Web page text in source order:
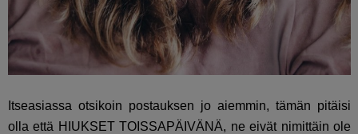
Itseasiassa otsikoin postauksen jo aiemmin, tämän pitäisi
olla että HIUKSET TOISSAPÄIVÄNÄ, ne eivät nimittäin ole